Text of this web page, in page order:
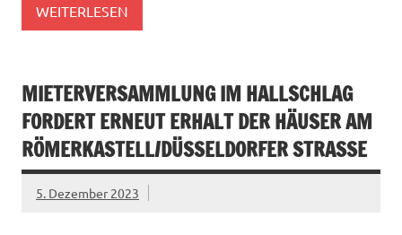
WEITERLESEN
MIETERVERSAMMLUNG IM HALLSCHLAG
FORDERT ERNEUT ERHALT DER HÄUSER AM
RÖMERKASTELL/DÜSSELDORFER STRASSE
5. Dezember 2023